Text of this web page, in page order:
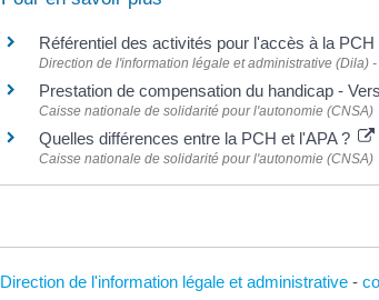
Référentiel des activités pour l'accès à la PCH
Direction de l'information légale et administrative (Dila)
Prestation de compensation du handicap -
Caisse nationale de solidarité pour l'autonomie (CNSA)
Quelles différences entre la PCH et l'APA ?
Caisse nationale de solidarité pour l'autonomie (CNSA)
Direction de l'information légale et administrative -